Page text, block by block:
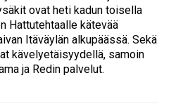
ovat heti kadun toisella
Hattutehtaalle kätevää
Itäväylän alkupäässä. Sekä
kävelyetäisyydellä, samoin
ja Redin palvelut.